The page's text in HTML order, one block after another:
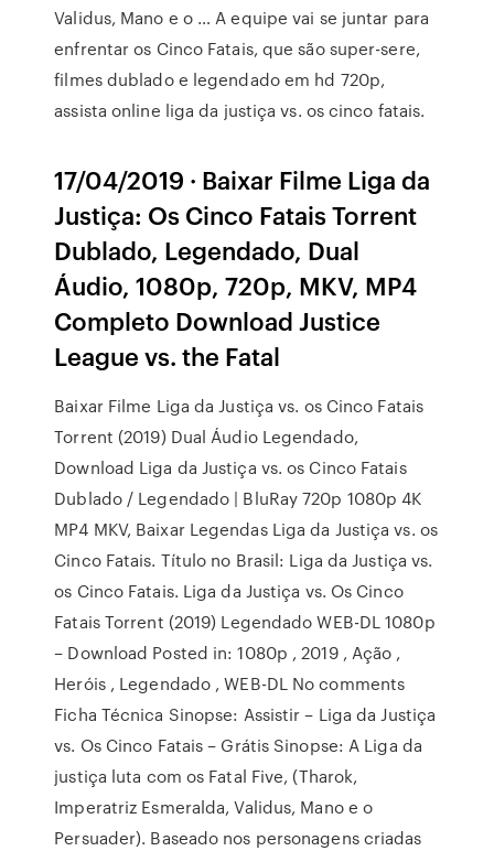
Validus, Mano e o … A equipe vai se juntar para
enfrentar os Cinco Fatais, que são super-sere,
filmes dublado e legendado em hd 720p,
assista online liga da justiça vs. os cinco fatais.
17/04/2019 · Baixar Filme Liga da
Justiça: Os Cinco Fatais Torrent
Dublado, Legendado, Dual
Áudio, 1080p, 720p, MKV, MP4
Completo Download Justice
League vs. the Fatal
Baixar Filme Liga da Justiça vs. os Cinco Fatais
Torrent (2019) Dual Áudio Legendado,
Download Liga da Justiça vs. os Cinco Fatais
Dublado / Legendado | BluRay 720p 1080p 4K
MP4 MKV, Baixar Legendas Liga da Justiça vs. os
Cinco Fatais. Título no Brasil: Liga da Justiça vs.
os Cinco Fatais. Liga da Justiça vs. Os Cinco
Fatais Torrent (2019) Legendado WEB-DL 1080p
– Download Posted in: 1080p , 2019 , Ação ,
Heróis , Legendado , WEB-DL No comments
Ficha Técnica Sinopse: Assistir – Liga da Justiça
vs. Os Cinco Fatais – Grátis Sinopse: A Liga da
justiça luta com os Fatal Five, (Tharok,
Imperatriz Esmeralda, Validus, Mano e o
Persuader). Baseado nos personagens criadas